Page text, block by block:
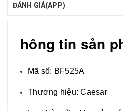
ĐÁNH GIÁ(APP)
hông tin sản
Mã số: BF525A
Thương hiệu: Caesar